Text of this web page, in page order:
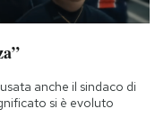
anche il sindaco di
si è evoluto